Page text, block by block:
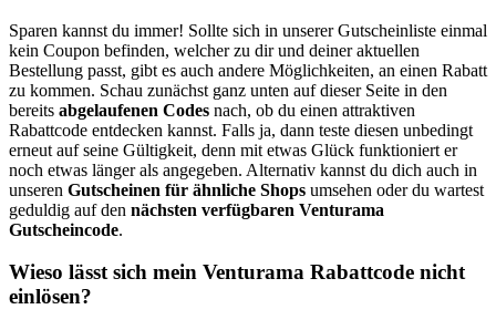
Sparen kannst du immer! Sollte sich in unserer Gutscheinliste einmal
kein Coupon befinden, welcher zu dir und deiner aktuellen
Bestellung passt, gibt es auch andere Möglichkeiten, an einen Rabatt
zu kommen. Schau zunächst ganz unten auf dieser Seite in den
bereits abgelaufenen Codes nach, ob du einen attraktiven
Rabattcode entdecken kannst. Falls ja, dann teste diesen unbedingt
erneut auf seine Gültigkeit, denn mit etwas Glück funktioniert er
noch etwas länger als angegeben. Alternativ kannst du dich auch in
unseren Gutscheinen für ähnliche Shops umsehen oder du wartest
geduldig auf den nächsten verfügbaren Venturama
Gutscheincode.
Wieso lässt sich mein Venturama Rabattcode nicht
einlösen?